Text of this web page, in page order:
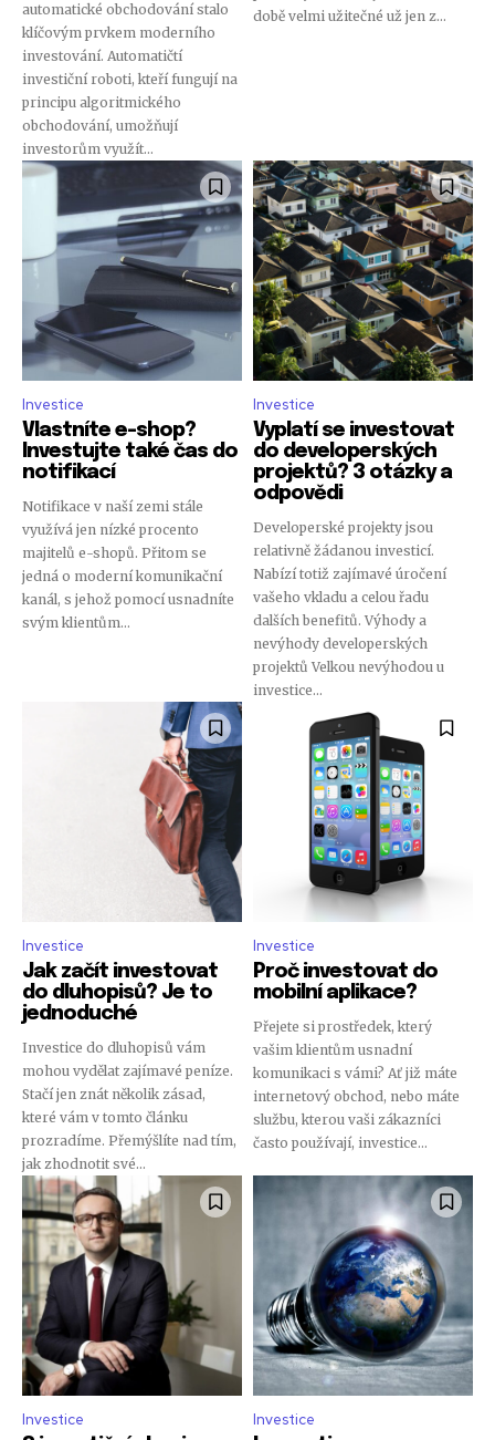
automatické obchodování stalo
klíčovým prvkem moderního
investování. Automatičtí
investiční roboti, kteří fungují na
principu algoritmického
obchodování, umožňují
investorům využít...
době velmi užitečné už jen z...
Investice
Vlastníte e-shop?
Investujte také čas do
notifikací
Notifikace v naší zemi stále
využívá jen nízké procento
majitelů e-shopů. Přitom se
jedná o moderní komunikační
kanál, s jehož pomocí usnadníte
svým klientům...
Investice
Vyplatí se investovat
do developerských
projektů? 3 otázky a
odpovědi
Developerské projekty jsou
relativně žádanou investicí.
Nabízí totiž zajímavé úročení
vašeho vkladu a celou řadu
dalších benefitů. Výhody a
nevýhody developerských
projektů Velkou nevýhodou u
investice...
Investice
Jak začít investovat
do dluhopisů? Je to
jednoduché
Investice do dluhopisů vám
mohou vydělat zajímavé peníze.
Stačí jen znát několik zásad,
které vám v tomto článku
prozradíme. Přemýšlíte nad tím,
jak zhodnotit své...
Investice
Proč investovat do
mobilní aplikace?
Přejete si prostředek, který
vašim klientům usnadní
komunikaci s vámi? Ať již máte
internetový obchod, nebo máte
službu, kterou vaši zákazníci
často používají, investice...
Investice Investice